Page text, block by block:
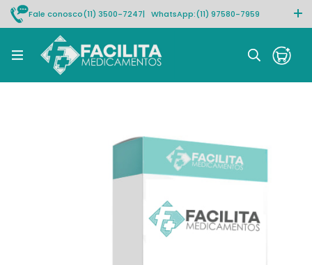
Fale conosco(11) 3500-7247| WhatsApp:(11) 97580-7959
Rastrear pedido